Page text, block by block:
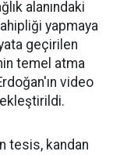
alanındaki
yapmaya
geçirilen
temel atma
video
tesis, kandan